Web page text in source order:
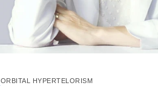
ORBITAL HYPERTELORISM